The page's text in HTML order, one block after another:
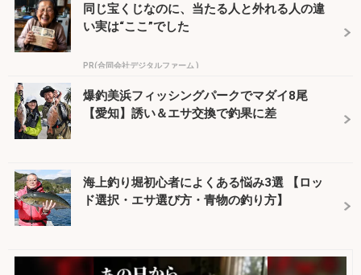
同じ宝くじなのに、当たる人と外れる人の違
い実は“ここ”でした
PR(合同会社デジタルファーム )
爆釣美浜フィッシングパークでマダイ8尾
【愛知】誘い＆エサ交換で釣果に差
海上釣り堀初心者によくある悩み3選 【ロッ
ド選択・エサ選び方・青物の釣り方】